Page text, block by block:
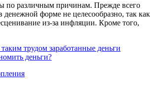
по различным причинам. Прежде всего
денежной форме не целесообразно, так как
из-за инфляции. Кроме того,
деньги?